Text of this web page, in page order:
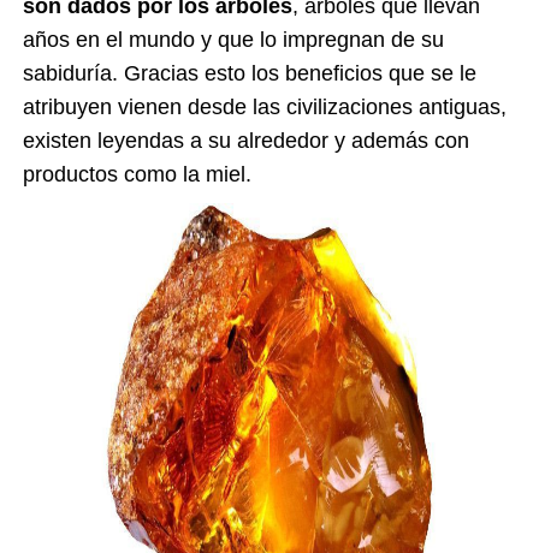
son dados por los árboles, árboles que llevan
años en el mundo y que lo impregnan de su
sabiduría. Gracias esto los beneficios que se le
atribuyen vienen desde las civilizaciones antiguas,
existen leyendas a su alrededor y además con
productos como la miel.